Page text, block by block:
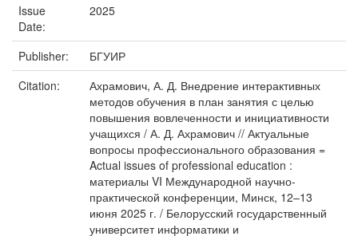
Issue
Date:
2025
Publisher:
БГУИР
Citation:
Ахрамович, А. Д. Внедрение интерактивных
методов обучения в план занятия с целью
повышения вовлеченности и инициативности
учащихся / А. Д. Ахрамович // Актуальные
вопросы профессионального образования =
Actual issues of professional education :
материалы VI Международной научно-
практической конференции, Минск, 12–13
июня 2025 г. / Белорусский государственный
университет информатики и